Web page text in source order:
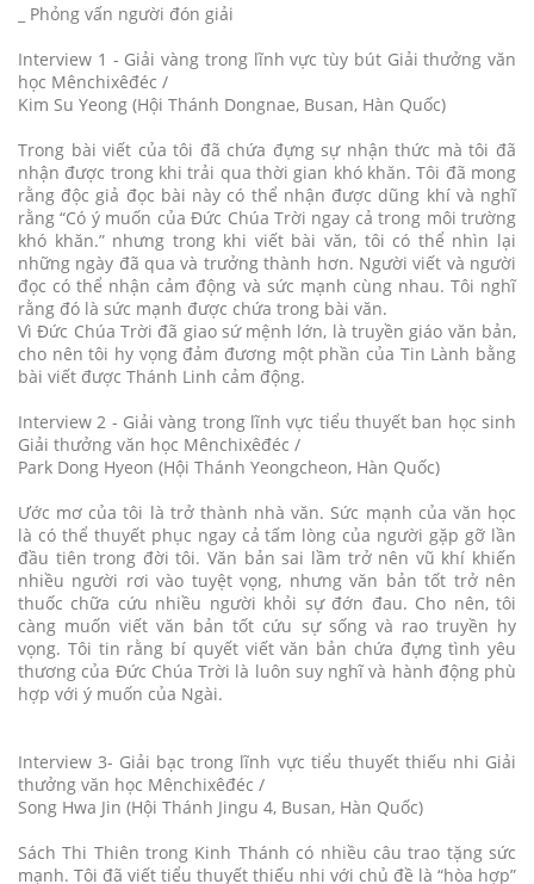
_ Phỏng vấn người đón giải
Interview 1 - Giải vàng trong lĩnh vực tùy bút Giải thưởng văn
học Mênchixêđéc /
Kim Su Yeong (Hội Thánh Dongnae, Busan, Hàn Quốc)
Trong bài viết của tôi đã chứa đựng sự nhận thức mà tôi đã
nhận được trong khi trải qua thời gian khó khăn. Tôi đã mong
rằng độc giả đọc bài này có thể nhận được dũng khí và nghĩ
rằng “Có ý muốn của Đức Chúa Trời ngay cả trong môi trường
khó khăn.” nhưng trong khi viết bài văn, tôi có thể nhìn lại
những ngày đã qua và trưởng thành hơn. Người viết và người
đọc có thể nhận cảm động và sức mạnh cùng nhau. Tôi nghĩ
rằng đó là sức mạnh được chứa trong bài văn.
Vì Đức Chúa Trời đã giao sứ mệnh lớn, là truyền giáo văn bản,
cho nên tôi hy vọng đảm đương một phần của Tin Lành bằng
bài viết được Thánh Linh cảm động.
Interview 2 - Giải vàng trong lĩnh vực tiểu thuyết ban học sinh
Giải thưởng văn học Mênchixêđéc /
Park Dong Hyeon (Hội Thánh Yeongcheon, Hàn Quốc)
Ước mơ của tôi là trở thành nhà văn. Sức mạnh của văn học
là có thể thuyết phục ngay cả tấm lòng của người gặp gỡ lần
đầu tiên trong đời tôi. Văn bản sai lầm trở nên vũ khí khiến
nhiều người rơi vào tuyệt vọng, nhưng văn bản tốt trở nên
thuốc chữa cứu nhiều người khỏi sự đớn đau. Cho nên, tôi
càng muốn viết văn bản tốt cứu sự sống và rao truyền hy
vọng. Tôi tin rằng bí quyết viết văn bản chứa đựng tình yêu
thương của Đức Chúa Trời là luôn suy nghĩ và hành động phù
hợp với ý muốn của Ngài.
Interview 3- Giải bạc trong lĩnh vực tiểu thuyết thiếu nhi Giải
thưởng văn học Mênchixêđéc /
Song Hwa Jin (Hội Thánh Jingu 4, Busan, Hàn Quốc)
Sách Thi Thiên trong Kinh Thánh có nhiều câu trao tặng sức
mạnh. Tôi đã viết tiểu thuyết thiếu nhi với chủ đề là “hòa hợp”